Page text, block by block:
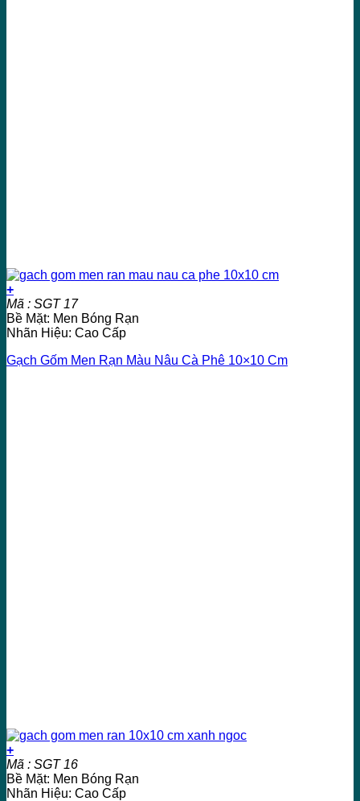
+
Mã : SGT 17
Bề Mặt: Men Bóng Rạn
Nhãn Hiệu: Cao Cấp
Gạch Gốm Men Rạn Màu Nâu Cà Phê 10×10 Cm
+
Mã : SGT 16
Bề Mặt: Men Bóng Rạn
Nhãn Hiệu: Cao Cấp